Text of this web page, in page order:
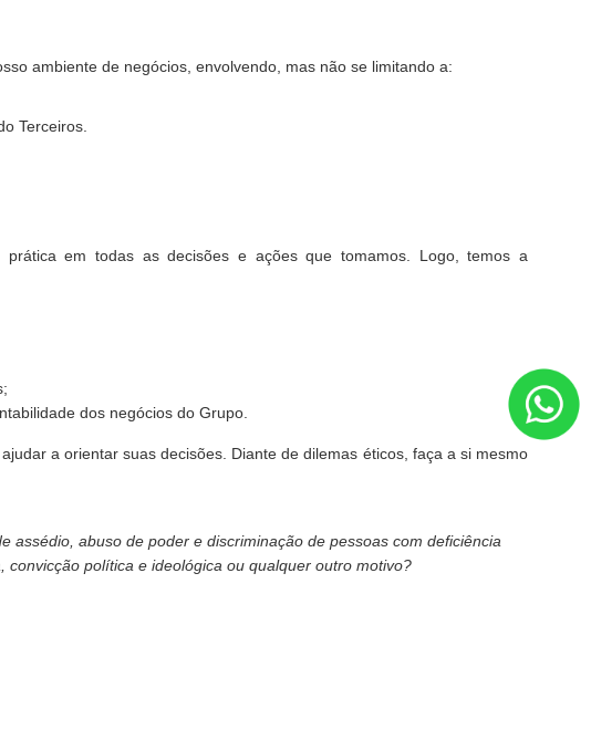
ambiente de negócios, envolvendo, mas não se limitando a:
Terceiros.
em todas as decisões e ações que tomamos. Logo, temos a
dos negócios do Grupo.
a orientar suas decisões. Diante de dilemas éticos, faça a si mesmo
abuso de poder e discriminação de pessoas com deficiência
política e ideológica ou qualquer outro motivo?